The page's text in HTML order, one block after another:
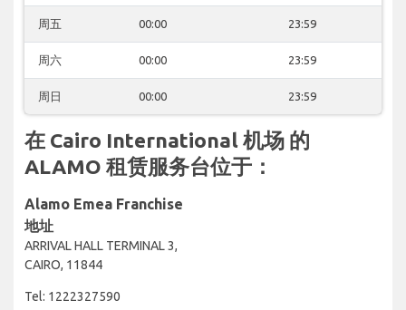
周五 00:00 23:59
周六 00:00 23:59
周日 00:00 23:59
在 Cairo International 机场 的
ALAMO 租赁服务台位于：
Alamo Emea Franchise
地址
ARRIVAL HALL TERMINAL 3,
CAIRO, 11844
Tel: 1222327590